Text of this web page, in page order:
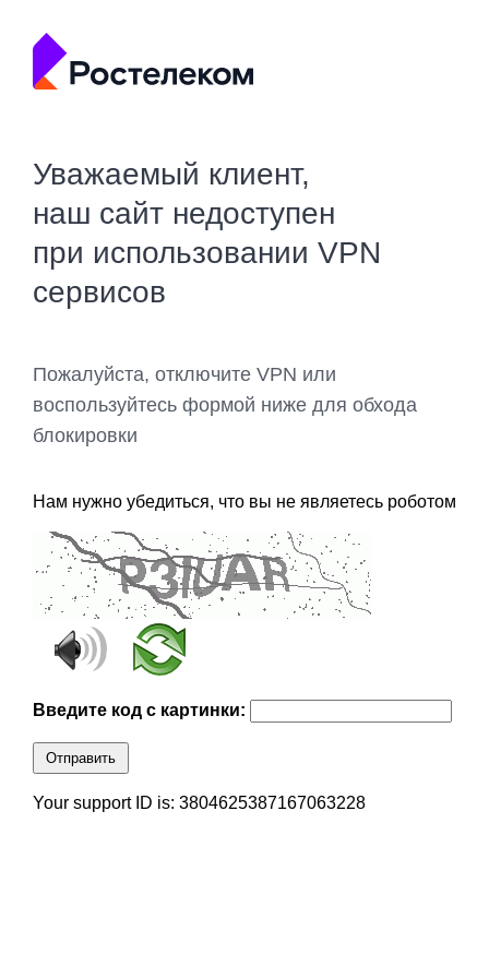
Уважаемый клиент,
наш сайт недоступен
при использовании VPN
сервисов
Пожалуйста, отключите VPN или
воспользуйтесь формой ниже для обхода
блокировки
Нам нужно убедиться, что вы не являетесь роботом
Введите код с картинки:
Отправить
Your support ID is: 3804625387167063228